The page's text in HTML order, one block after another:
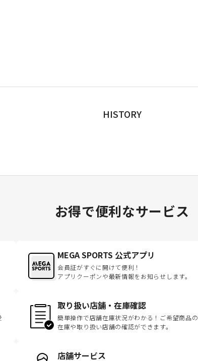
HISTORY
お得で便利なサービス
MEGA SPORTS 公式アプリ
会員証がすぐに開けて便利！
アプリクーポンや最新情報をお知らせします。
取り扱い店舗・在庫確認
簡単操作で店舗在庫状況がわかる！ご希望商品の
在庫や取り扱い店舗の確認ができます。
店舗サービス